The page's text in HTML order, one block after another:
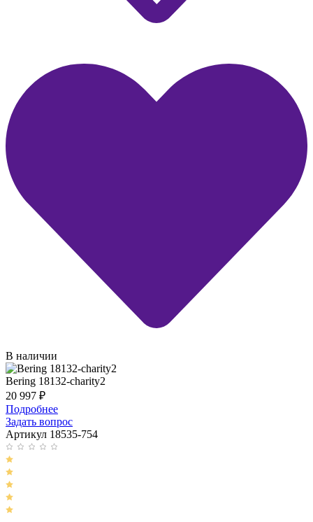
В наличии
Bering 18132-charity2
20 997 ₽
Подробнее
Задать вопрос
Артикул 18535-754